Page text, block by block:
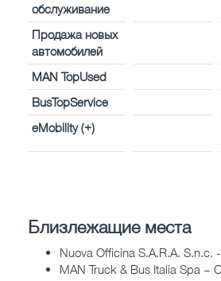
обслуживание
Продажа новых
автомобилей
MAN TopUsed
BusTopService
eMobility (+)
Близлежащие места
Nuova Officina S.A.R.A. S.n.c.
MAN Truck & Bus Italia Spa –